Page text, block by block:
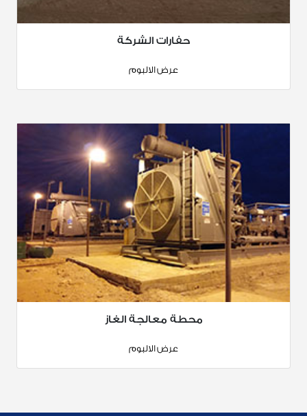
حفارات الشركة
عرض الالبوم
محطة معالجة الغاز
عرض الالبوم